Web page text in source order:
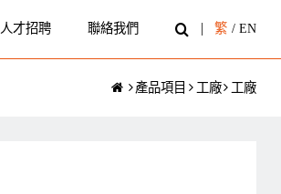
人才招聘 聯絡我們 繁 / EN
產品項目 工廠 工廠